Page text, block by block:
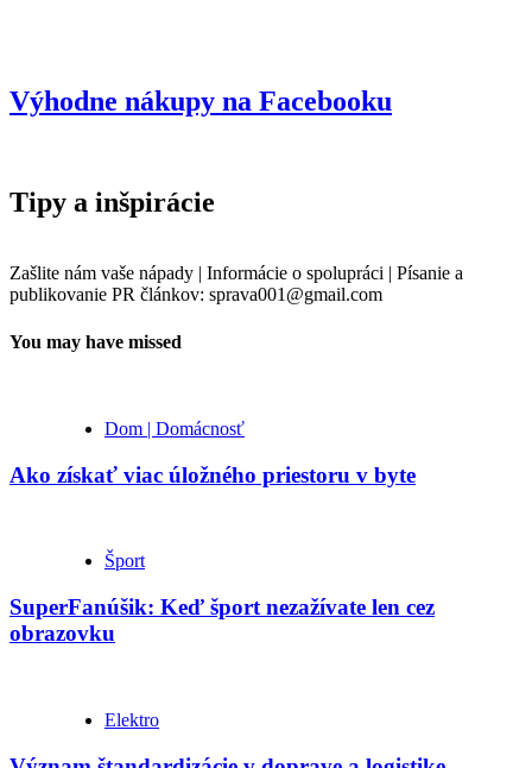
Výhodne nákupy na Facebooku
Tipy a inšpirácie
Zašlite nám vaše nápady | Informácie o spolupráci | Písanie a
publikovanie PR článkov: sprava001@gmail.com
You may have missed
Dom | Domácnosť
Ako získať viac úložného priestoru v byte
Šport
SuperFanúšik: Keď šport nezažívate len cez
obrazovku
Elektro